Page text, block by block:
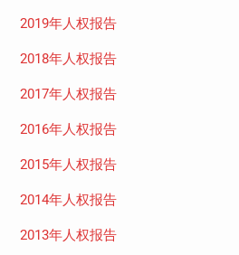
2019年人权报告
2018年人权报告
2017年人权报告
2016年人权报告
2015年人权报告
2014年人权报告
2013年人权报告